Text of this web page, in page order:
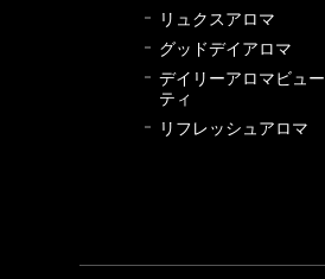
リュクスアロマ
グッドデイアロマ
デイリーアロマビュー
ティ
リフレッシュアロマ